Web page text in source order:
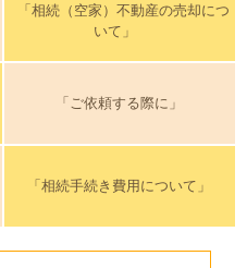
「相続（空家）不動産の売却につ
いて」
「ご依頼する際に」
「相続手続き費用について」